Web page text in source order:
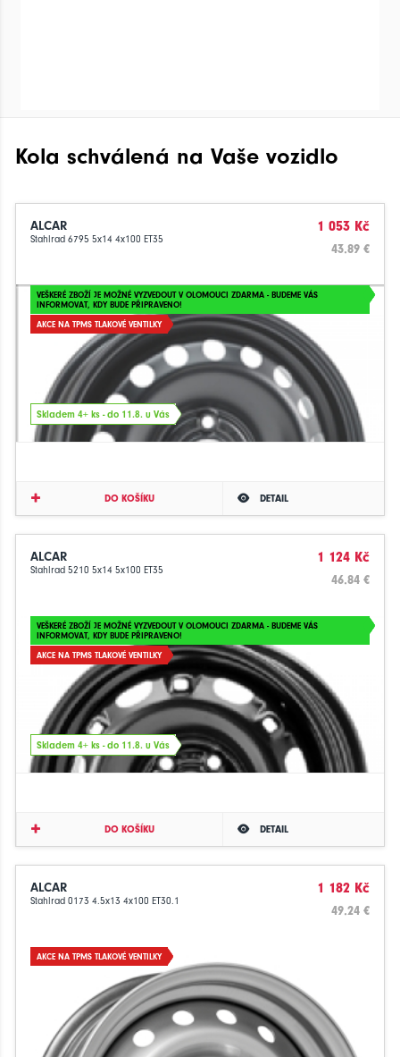
Kola schválená na Vaše vozidlo
ALCAR
Stahlrad 6795 5x14 4x100 ET35
1 053 Kč
43.89 €
VEŠKERÉ ZBOŽÍ JE MOŽNÉ VYZVEDOUT V OLOMOUCI ZDARMA - BUDEME VÁS
INFORMOVAT, KDY BUDE PŘIPRAVENO!
AKCE NA TPMS TLAKOVÉ VENTILKY
Skladem 4+ ks - do 11.8. u Vás
DO KOŠÍKU DETAIL
ALCAR
Stahlrad 5210 5x14 5x100 ET35
1 124 Kč
46.84 €
VEŠKERÉ ZBOŽÍ JE MOŽNÉ VYZVEDOUT V OLOMOUCI ZDARMA - BUDEME VÁS
INFORMOVAT, KDY BUDE PŘIPRAVENO!
AKCE NA TPMS TLAKOVÉ VENTILKY
Skladem 4+ ks - do 11.8. u Vás
DO KOŠÍKU DETAIL
ALCAR
Stahlrad 0173 4.5x13 4x100 ET30.1
1 182 Kč
49.24 €
AKCE NA TPMS TLAKOVÉ VENTILKY